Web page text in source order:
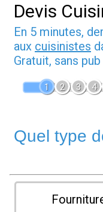
Devis
En 5 minutes,
aux cuisinistes
Gratuit, sans
1 2 3 4
Quel type